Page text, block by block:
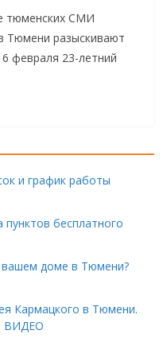
тюменских СМИ
Тюмени разыскивают
февраля 23-летний
и график работы
пунктов бесплатного
вашем доме в Тюмени?
Кармацкого в Тюмени.
ВИДЕО